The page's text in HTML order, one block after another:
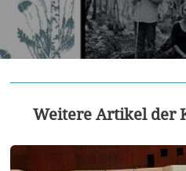
Weitere Artikel der